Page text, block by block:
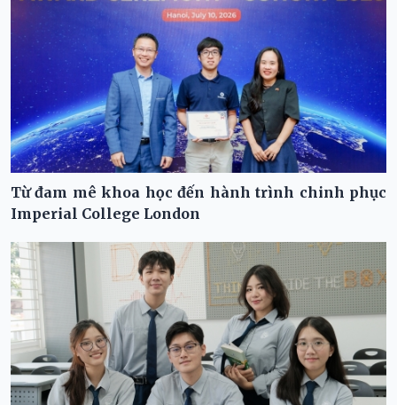
Từ đam mê khoa học đến hành trình chinh phục
Imperial College London